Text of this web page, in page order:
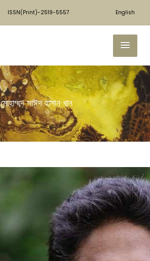
ISSN(Print)-2519-5557 English
মোহাম্মদ সাঈদ হাসান খান